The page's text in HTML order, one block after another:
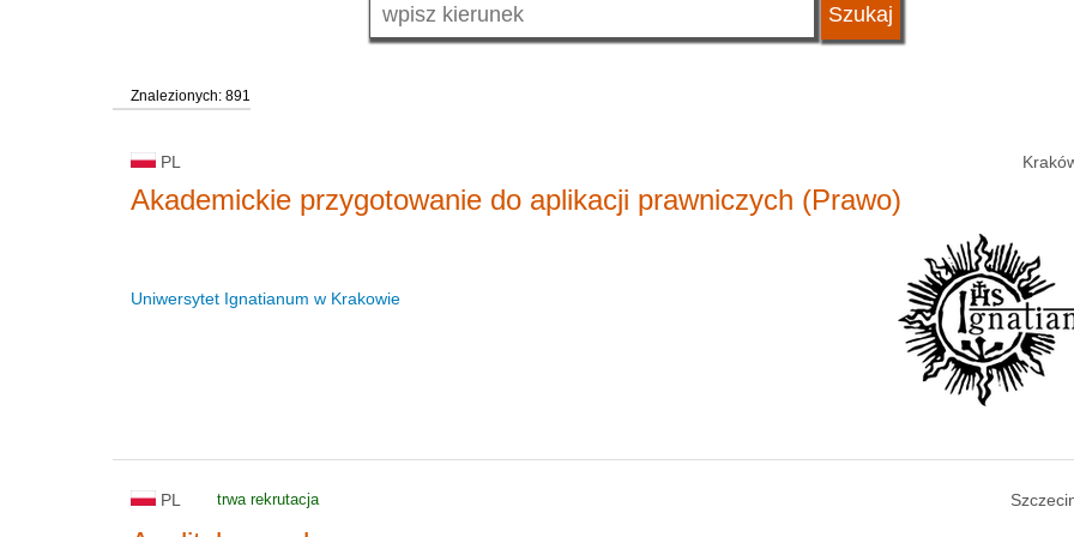
Znalezionych: 891
PL
Akademickie przygotowanie do aplikacji prawniczych (Prawo)
Uniwersytet Ignatianum w Krakowie
PL trwa rekrutacja